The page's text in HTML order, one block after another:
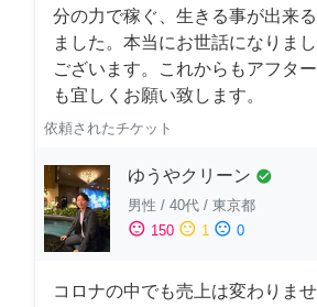
分の力で稼ぐ、生きる事が出来
ました。本当にお世話になりま
ございます。これからもアフタ
も宜しくお願い致します。
依頼されたチケット
ゆうやクリーン check_circle
男性 / 40代 / 東京都
sentiment_satisfied 150 sentiment_neutral 1 sentiment_dissatisfied 0
コロナの中でも売上は変わりま